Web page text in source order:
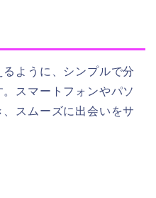
ように、シンプルで分
スマートフォンやパソ
スムーズに出会いをサ